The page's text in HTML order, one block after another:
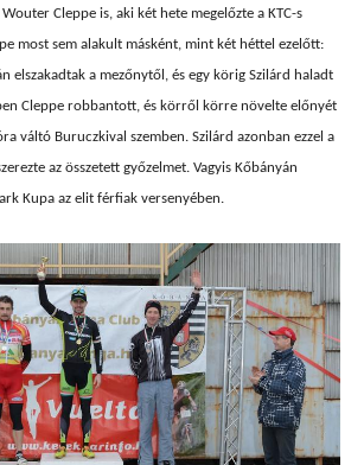
Cleppe is, aki két hete megelőzte a KTC-s
most sem alakult másként, mint két héttel ezelőtt:
elszakadtak a mezőnytől, és egy körig Szilárd haladt
Cleppe robbantott, és körről körre növelte előnyét
váltó Buruczkival szemben. Szilárd azonban ezzel a
az összetett győzelmet. Vagyis Kőbányán
Kupa az elit férfiak versenyében.